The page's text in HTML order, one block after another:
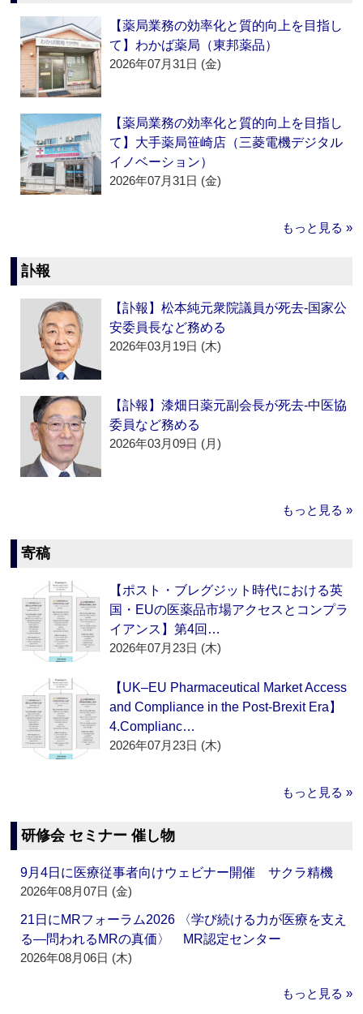
【薬局業務の効率化と質的向上を目指し
て】わかば薬局（東邦薬品）
2026年07月31日 (金)
【薬局業務の効率化と質的向上を目指し
て】大手薬局笹崎店（三菱電機デジタル
イノベーション）
2026年07月31日 (金)
もっと見る »
訃報
【訃報】松本純元衆院議員が死去‐国家公
安委員長など務める
2026年03月19日 (木)
【訃報】漆畑日薬元副会長が死去‐中医協
委員など務める
2026年03月09日 (月)
もっと見る »
寄稿
【ポスト・ブレグジット時代における英
国・EUの医薬品市場アクセスとコンプラ
イアンス】第4回…
2026年07月23日 (木)
【UK–EU Pharmaceutical Market Access
and Compliance in the Post-Brexit Era】
4.Complianc…
2026年07月23日 (木)
もっと見る »
研修会 セミナー 催し物
9月4日に医療従事者向けウェビナー開催 サクラ精機
2026年08月07日 (金)
21日にMRフォーラム2026 〈学び続ける力が医療を支え
る―問われるMRの真価〉 MR認定センター
2026年08月06日 (木)
もっと見る »